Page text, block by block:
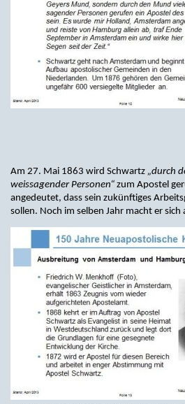
Am 27. Mai 1863 wird Schwartz „durch
weissagender Personen“ zum Apostel
angedeutet, dass sein zukünftiges
sollen. Noch im selben Jahr macht er sich